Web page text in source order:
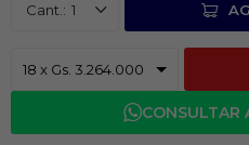
1
CONSULTAR
Energía & Eco
Dimensiones